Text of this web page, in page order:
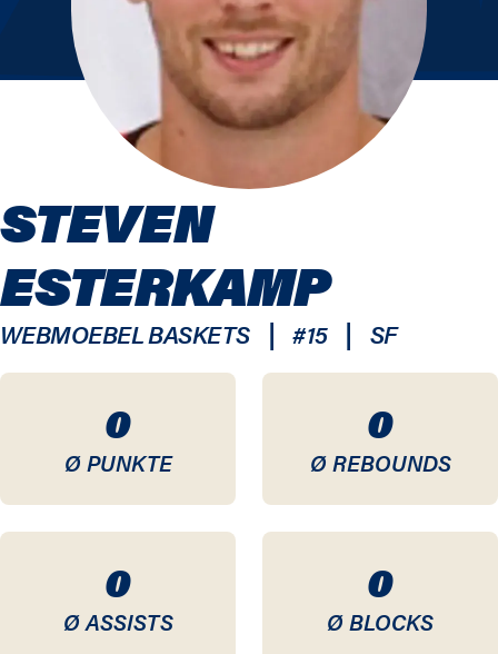
0
Ø PUNKTE
0
Ø REBOUNDS
0
Ø ASSISTS
0
Ø BLOCKS
STEVEN
ESTERKAMP
WEBMOEBEL BASKETS | #15 | SF